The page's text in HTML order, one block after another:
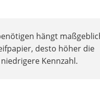
hängt
desto höher die
Kennzahl.